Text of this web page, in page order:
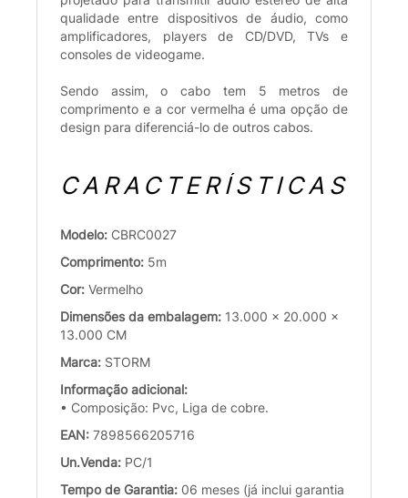
qualidade entre dispositivos de áudio, como
amplificadores, players de CD/DVD, TVs e
consoles de videogame.
Sendo assim, o cabo tem 5 metros de
comprimento e a cor vermelha é uma opção de
design para diferenciá-lo de outros cabos.
CARACTERÍSTICAS
Modelo: CBRC0027
Comprimento: 5m
Cor: Vermelho
Dimensões da embalagem: 13.000 x 20.000 x
13.000 CM
Marca: STORM
Informação adicional:
• Composição: Pvc, Liga de cobre.
EAN: 7898566205716
Un.Venda: PC/1
Tempo de Garantia: 06 meses (já inclui garantia